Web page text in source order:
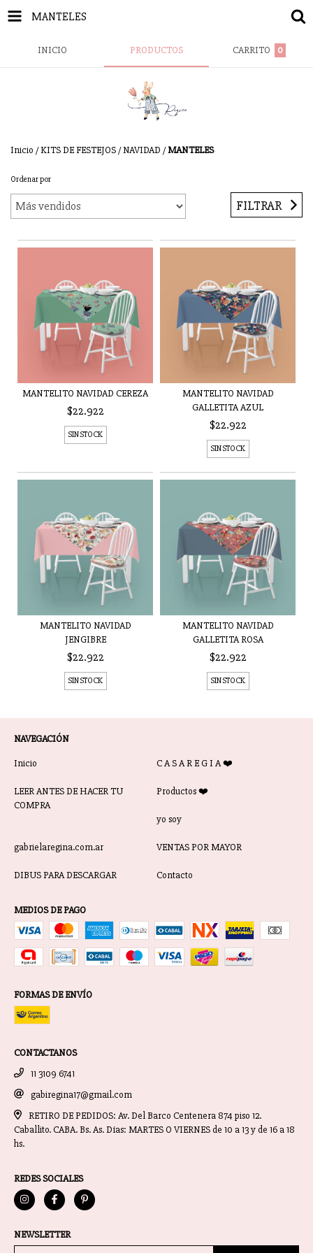
MANTELES
INICIO PRODUCTOS CARRITO 0
Inicio /KITS DE FESTEJOS/NAVIDAD /MANTELES
Ordenar por
FILTRAR
MANTELITO NAVIDAD CEREZA
$22.922
SIN STOCK
MANTELITO NAVIDAD
GALLETITA AZUL
$22.922
SIN STOCK
MANTELITO NAVIDAD
JENGIBRE
$22.922
SIN STOCK
MANTELITO NAVIDAD
GALLETITA ROSA
$22.922
SIN STOCK
NAVEGACIÓN
Inicio C A S A R E G I A ❤️
LEER ANTES DE HACER TU
COMPRA
Productos ❤️
yo soy
gabrielaregina.com.ar VENTAS POR MAYOR
DIBUS PARA DESCARGAR Contacto
MEDIOS DE PAGO
FORMAS DE ENVÍO
CONTACTANOS
11 3109 6741
gabiregina17@gmail.com
RETIRO DE PEDIDOS: Av. Del Barco Centenera 874 piso 12.
Caballito. CABA. Bs. As. Días: MARTES O VIERNES de 10 a 13 y de 16 a 18
hs.
REDES SOCIALES
NEWSLETTER